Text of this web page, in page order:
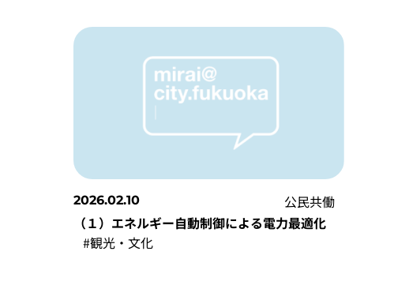
2026.02.10
公民共働
（１）エネルギー自動制御による電力最適化
#観光・文化